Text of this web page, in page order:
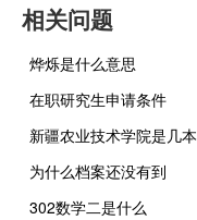
相关问题
烨烁是什么意思
在职研究生申请条件
新疆农业技术学院是几本
为什么档案还没有到
302数学二是什么